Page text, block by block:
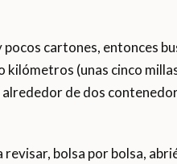
cartones, entonces
kilómetros (unas cinco
de dos
bolsa por bolsa,